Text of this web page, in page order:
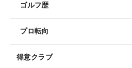
ゴルフ歴
プロ転向
得意クラブ